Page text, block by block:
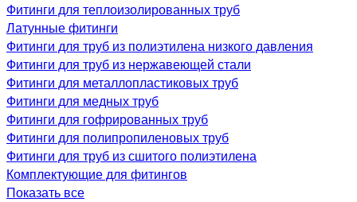
Фитинги для теплоизолированных труб
Латунные фитинги
Фитинги для труб из полиэтилена низкого давления
Фитинги для труб из нержавеющей стали
Фитинги для металлопластиковых труб
Фитинги для медных труб
Фитинги для гофрированных труб
Фитинги для полипропиленовых труб
Фитинги для труб из сшитого полиэтилена
Комплектующие для фитингов
Показать все